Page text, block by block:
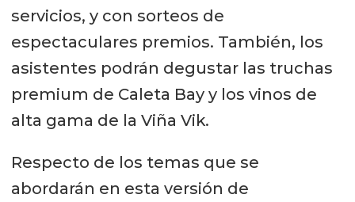
servicios, y con sorteos de
espectaculares premios. También, los
asistentes podrán degustar las truchas
premium de Caleta Bay y los vinos de
alta gama de la Viña Vik.
Respecto de los temas que se
abordarán en esta versión de